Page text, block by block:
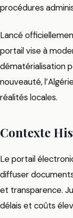
procédures
Lancé
portail vise à
dématérialisation
nouveauté,
réalités locales.
Contexte
Le portail
diffuser
et transparence.
délais et coûts